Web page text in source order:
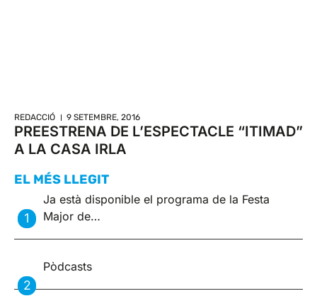
REDACCIÓ 9 SETEMBRE, 2016
PREESTRENA DE L’ESPECTACLE “ITIMAD”
A LA CASA IRLA
EL MÉS LLEGIT
Ja està disponible el programa de la Festa
Major de…
Pòdcasts